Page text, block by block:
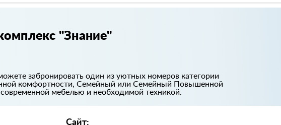
"Знание"
забронировать один из уютных номеров категории
комфортности, Семейный или Семейный Повышенной
мебелью и необходимой техникой.
Сайт: